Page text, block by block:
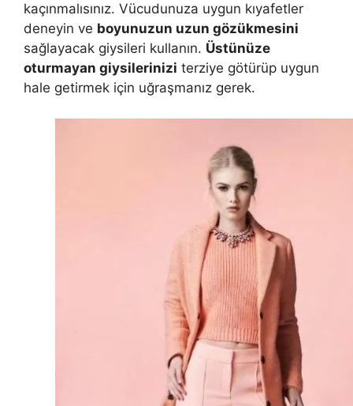
kaçınmalısınız. Vücudunuza uygun kıyafetler
deneyin ve boyunuzun uzun gözükmesini
sağlayacak giysileri kullanın. Üstünüze
oturmayan giysilerinizi terziye götürüp uygun
hale getirmek için uğraşmanız gerek.